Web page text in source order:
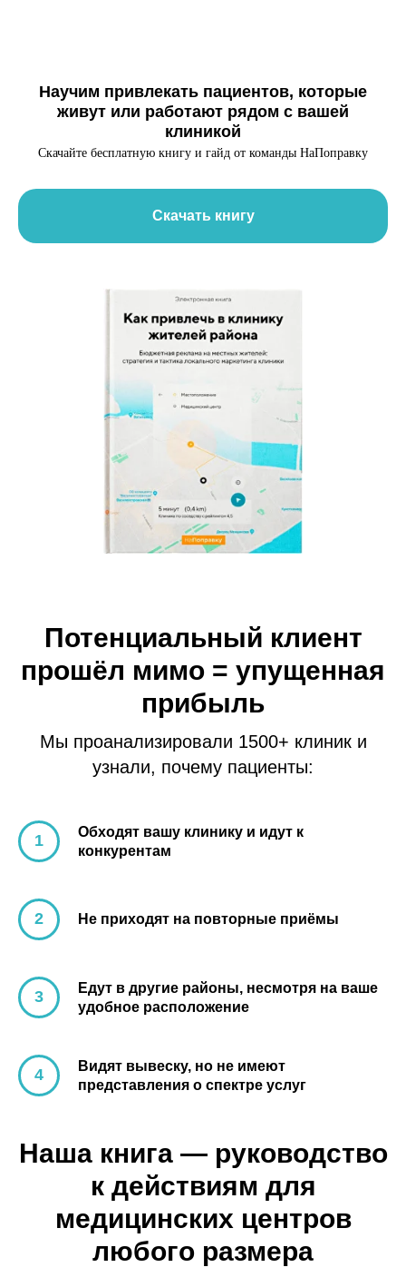
Научим привлекать пациентов, которые
живут или работают рядом с вашей
клиникой
Скачайте бесплатную книгу и гайд от команды НаПоправку
Скачать книгу
Потенциальный клиент
прошёл мимо = упущенная
прибыль
Мы проанализировали 1500+ клиник и
узнали, почему пациенты:
Обходят вашу клинику и идут к
конкурентам
Не приходят на повторные приёмы
Едут в другие районы, несмотря на ваше
удобное расположение
Видят вывеску, но не имеют
представления о спектре услуг
Наша книга — руководство
к действиям для
медицинских центров
любого размера